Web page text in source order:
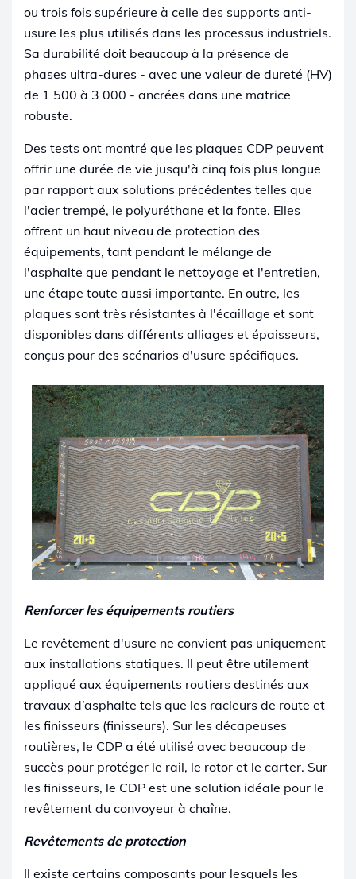
ou trois fois supérieure à celle des supports anti-
usure les plus utilisés dans les processus industriels.
Sa durabilité doit beaucoup à la présence de
phases ultra-dures - avec une valeur de dureté (HV)
de 1 500 à 3 000 - ancrées dans une matrice
robuste.
Des tests ont montré que les plaques CDP peuvent
offrir une durée de vie jusqu'à cinq fois plus longue
par rapport aux solutions précédentes telles que
l'acier trempé, le polyuréthane et la fonte. Elles
offrent un haut niveau de protection des
équipements, tant pendant le mélange de
l'asphalte que pendant le nettoyage et l'entretien,
une étape toute aussi importante. En outre, les
plaques sont très résistantes à l'écaillage et sont
disponibles dans différents alliages et épaisseurs,
conçus pour des scénarios d'usure spécifiques.
Renforcer les équipements routiers
Le revêtement d'usure ne convient pas uniquement
aux installations statiques. Il peut être utilement
appliqué aux équipements routiers destinés aux
travaux d’asphalte tels que les racleurs de route et
les finisseurs (finisseurs). Sur les décapeuses
routières, le CDP a été utilisé avec beaucoup de
succès pour protéger le rail, le rotor et le carter. Sur
les finisseurs, le CDP est une solution idéale pour le
revêtement du convoyeur à chaîne.
Revêtements de protection
Il existe certains composants pour lesquels les